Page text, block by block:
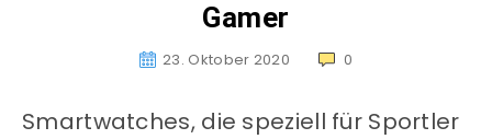
Gamer
23. Oktober 2020 0
Smartwatches, die speziell für Sportler